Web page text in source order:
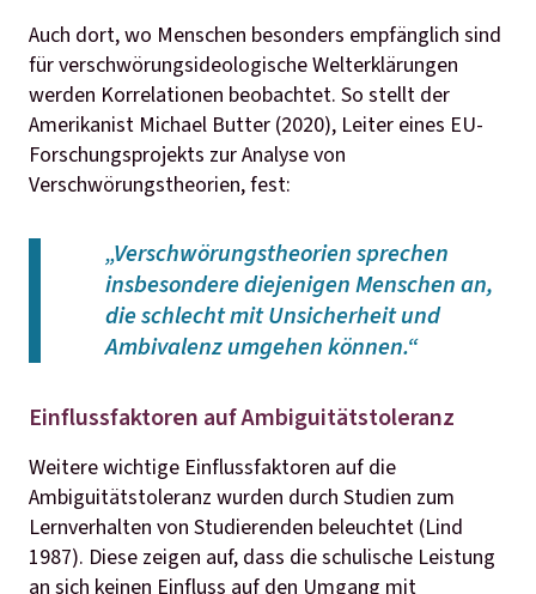
Auch dort, wo Menschen besonders empfänglich sind
für verschwörungsideologische Welterklärungen
werden Korrelationen beobachtet. So stellt der
Amerikanist Michael Butter (2020), Leiter eines EU-
Forschungsprojekts zur Analyse von
Verschwörungstheorien, fest:
„Verschwörungstheorien sprechen
insbesondere diejenigen Menschen an,
die schlecht mit Unsicherheit und
Ambivalenz umgehen können.“
Einflussfaktoren auf Ambiguitätstoleranz
Weitere wichtige Einflussfaktoren auf die
Ambiguitätstoleranz wurden durch Studien zum
Lernverhalten von Studierenden beleuchtet (Lind
1987). Diese zeigen auf, dass die schulische Leistung
an sich keinen Einfluss auf den Umgang mit